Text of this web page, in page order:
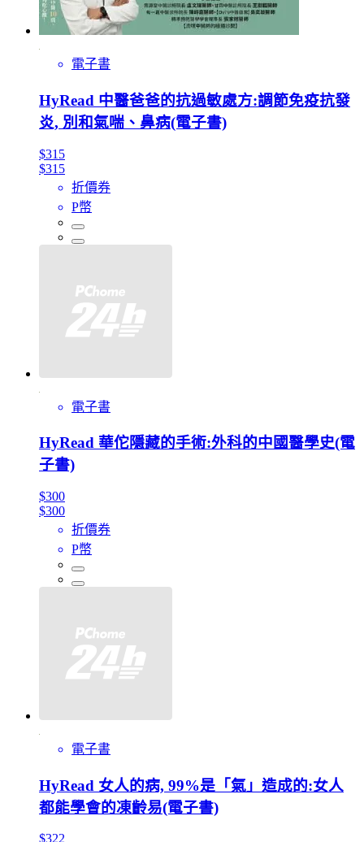
電子書
HyRead 中醫爸爸的抗過敏處方:調節免疫抗發
炎, 別和氣喘、鼻病(電子書)
$315
$315
折價券
P幣
電子書
HyRead 華佗隱藏的手術:外科的中國醫學史(電
子書)
$300
$300
折價券
P幣
電子書
HyRead 女人的病, 99%是「氣」造成的:女人
都能學會的凍齡易(電子書)
$322